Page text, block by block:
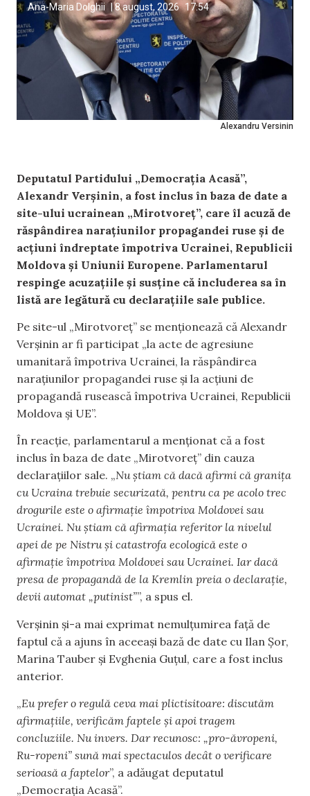
Alexandru Versinin
Ana-Maria Dolghii | 8 august, 2026 17:54
Deputatul Partidului „Democrația Acasă”,
Alexandr Verșinin, a fost inclus în baza de date a
site-ului ucrainean „Mirotvoreț”, care îl acuză de
răspândirea narațiunilor propagandei ruse și de
acțiuni îndreptate împotriva Ucrainei, Republicii
Moldova și Uniunii Europene. Parlamentarul
respinge acuzațiile și susține că includerea sa în
listă are legătură cu declarațiile sale publice.
Pe site-ul „Mirotvoreț” se menționează că Alexandr
Verșinin ar fi participat „la acte de agresiune
umanitară împotriva Ucrainei, la răspândirea
narațiunilor propagandei ruse și la acțiuni de
propagandă rusească împotriva Ucrainei, Republicii
Moldova și UE”.
În reacție, parlamentarul a menționat că a fost
inclus în baza de date „Mirotvoreț” din cauza
declarațiilor sale. „Nu știam că dacă afirmi că granița
cu Ucraina trebuie securizată, pentru ca pe acolo trec
drogurile este o afirmație împotriva Moldovei sau
Ucrainei. Nu știam că afirmația referitor la nivelul
apei de pe Nistru și catastrofa ecologică este o
afirmație împotriva Moldovei sau Ucrainei. Iar dacă
presa de propagandă de la Kremlin preia o declarație,
devii automat „putinist””, a spus el.
Verșinin și-a mai exprimat nemulțumirea față de
faptul că a ajuns în aceeași bază de date cu Ilan Șor,
Marina Tauber și Evghenia Guțul, care a fost inclus
anterior.
„Eu prefer o regulă ceva mai plictisitoare: discutăm
afirmațiile, verificăm faptele și apoi tragem
concluziile. Nu invers. Dar recunosc: „pro-ăvropeni,
Ru-ropeni” sună mai spectaculos decât o verificare
serioasă a faptelor”, a adăugat deputatul
„Democrația Acasă”.